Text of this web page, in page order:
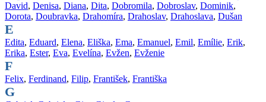
David, Denisa, Diana, Dita, Dobromila, Dobroslav, Dominik,
Dorota, Doubravka, Drahomíra, Drahoslav, Drahoslava, Dušan
E
Edita, Eduard, Elena, Eliška, Ema, Emanuel, Emil, Emílie, Erik,
Erika, Ester, Eva, Evelína, Evžen, Evženie
F
Felix, Ferdinand, Filip, František, Františka
G